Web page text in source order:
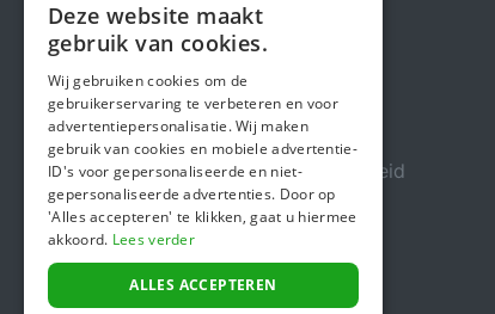
Steunactie
Over ons
In de media
Veiligheid & Betrouwbaarheid
Algemene voorwaarden
Privacybeleid
Cookiebeleid
ENGLISH
Deze website maakt
gebruik van cookies.
Wij gebruiken cookies om de
gebruikerservaring te verbeteren en voor
advertentiepersonalisatie. Wij maken
gebruik van cookies en mobiele advertentie-
ID's voor gepersonaliseerde en niet-
gepersonaliseerde advertenties. Door op
'Alles accepteren' te klikken, gaat u hiermee
akkoord. Lees verder
ALLES ACCEPTEREN